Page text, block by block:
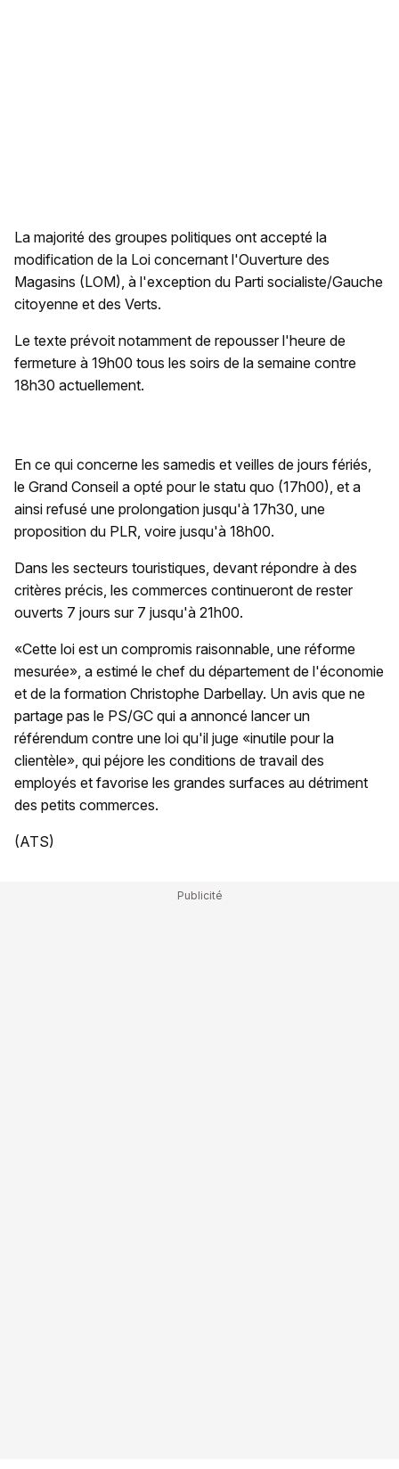
La majorité des groupes politiques ont accepté la
modification de la Loi concernant l'Ouverture des
Magasins (LOM), à l'exception du Parti socialiste/Gauche
citoyenne et des Verts.
Le texte prévoit notamment de repousser l'heure de
fermeture à 19h00 tous les soirs de la semaine contre
18h30 actuellement.
En ce qui concerne les samedis et veilles de jours fériés,
le Grand Conseil a opté pour le statu quo (17h00), et a
ainsi refusé une prolongation jusqu'à 17h30, une
proposition du PLR, voire jusqu'à 18h00.
Dans les secteurs touristiques, devant répondre à des
critères précis, les commerces continueront de rester
ouverts 7 jours sur 7 jusqu'à 21h00.
«Cette loi est un compromis raisonnable, une réforme
mesurée», a estimé le chef du département de l'économie
et de la formation Christophe Darbellay. Un avis que ne
partage pas le PS/GC qui a annoncé lancer un
référendum contre une loi qu'il juge «inutile pour la
clientèle», qui péjore les conditions de travail des
employés et favorise les grandes surfaces au détriment
des petits commerces.
(ATS)